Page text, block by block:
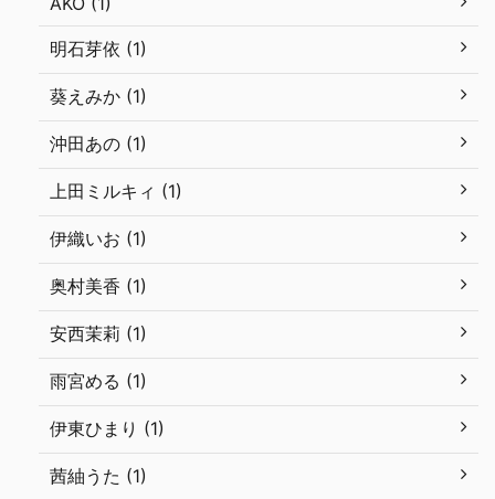
明石芽依 (1)
葵えみか (1)
沖田あの (1)
上田ミルキィ (1)
伊織いお (1)
奥村美香 (1)
安西茉莉 (1)
雨宮める (1)
伊東ひまり (1)
茜紬うた (1)